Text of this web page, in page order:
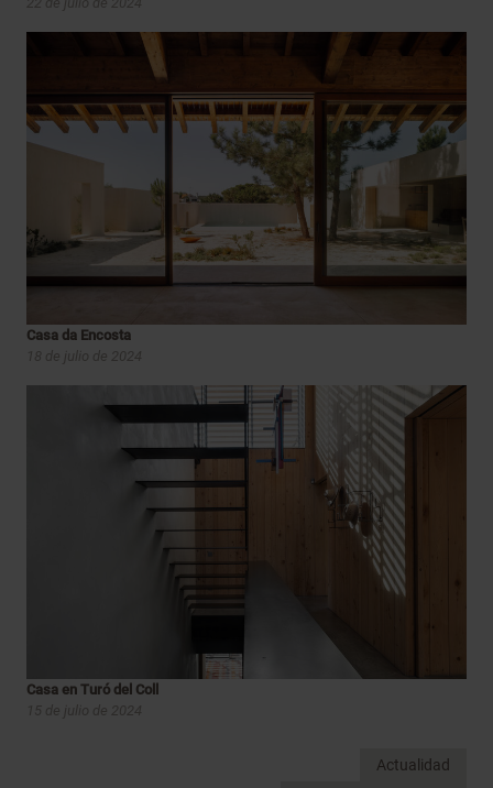
Casa da Encosta
18 de julio de 2024
Casa en Turó del Coll
15 de julio de 2024
Actualidad